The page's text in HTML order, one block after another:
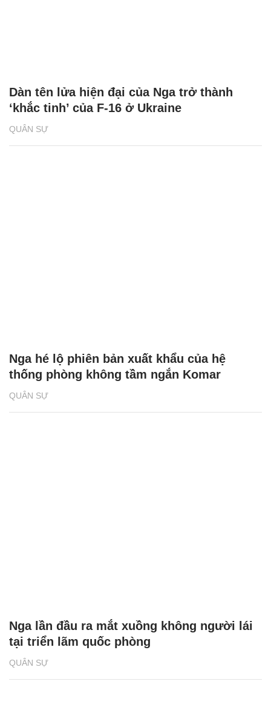
QUÂN SỰ
Dàn tên lửa hiện đại của Nga trở thành
‘khắc tinh’ của F-16 ở Ukraine
QUÂN SỰ
Nga hé lộ phiên bản xuất khẩu của hệ
thống phòng không tầm ngắn Komar
QUÂN SỰ
Nga lần đầu ra mắt xuồng không người lái
tại triển lãm quốc phòng